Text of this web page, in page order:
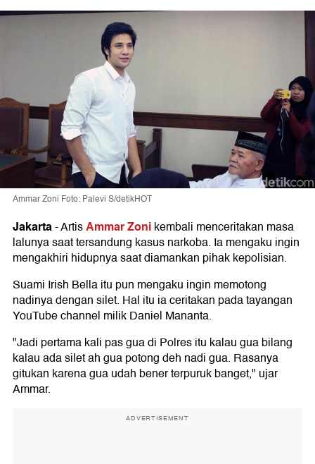
Ammar Zoni Foto: Palevi S/detikHOT
Jakarta-ArtisAmmar Zonikembali menceritakan masa
lalunya saat tersandung kasus narkoba. Ia mengaku ingin
mengakhiri hidupnya saat diamankan pihak kepolisian.
Suami Irish Bella itu pun mengaku ingin memotong
nadinya dengan silet. Hal itu ia ceritakan pada tayangan
YouTube channel milik Daniel Mananta.
"Jadi pertama kali pas gua di Polres itu kalau gua bilang
kalau ada silet ah gua potong deh nadi gua. Rasanya
gitukan karena gua udah bener terpuruk banget," ujar
Ammar.
ADVERTISEMENT